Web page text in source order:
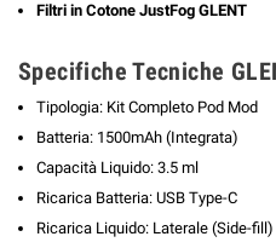
Filtri in Cotone JustFog GLENT
Specifiche Tecniche
Tipologia: Kit Completo Pod Mod
Batteria: 1500mAh (Integrata)
Capacità Liquido: 3.5 ml
Ricarica Batteria: USB Type-C
Ricarica Liquido: Laterale (Side-fill)